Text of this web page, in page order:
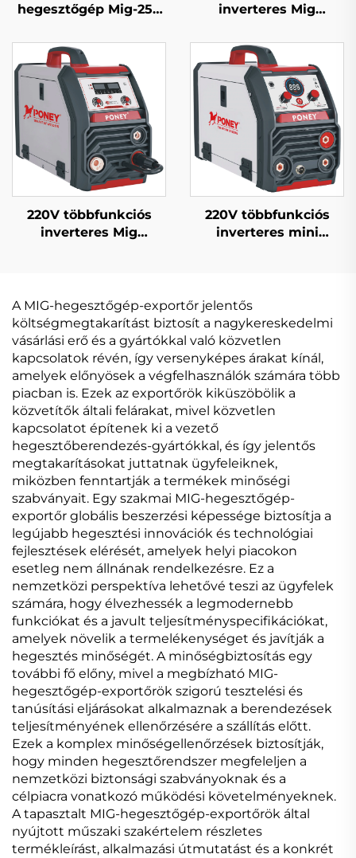
hegesztőgép Mig-250
gázzal védett Mig/Mag
hegesztőgép
inverteres Mig
egypulzusos digitális
vezérlésű szinergikus
hegesztőgép
220V többfunkciós
inverteres Mig
hegesztőgép
220V többfunkciós
inverteres mini
Mig hegesztőgép
A MIG-hegesztőgép-exportőr jelentős
költségmegtakarítást biztosít a nagykereskedelmi
vásárlási erő és a gyártókkal való közvetlen
kapcsolatok révén, így versenyképes árakat kínál,
amelyek előnyösek a végfelhasználók számára több
piacban is. Ezek az exportőrök kiküszöbölik a
közvetítők általi felárakat, mivel közvetlen
kapcsolatot építenek ki a vezető
hegesztőberendezés-gyártókkal, és így jelentős
megtakarításokat juttatnak ügyfeleiknek,
miközben fenntartják a termékek minőségi
szabványait. Egy szakmai MIG-hegesztőgép-
exportőr globális beszerzési képessége biztosítja a
legújabb hegesztési innovációk és technológiai
fejlesztések elérését, amelyek helyi piacokon
esetleg nem állnának rendelkezésre. Ez a
nemzetközi perspektíva lehetővé teszi az ügyfelek
számára, hogy élvezhessék a legmodernebb
funkciókat és a javult teljesítményspecifikációkat,
amelyek növelik a termelékenységet és javítják a
hegesztés minőségét. A minőségbiztosítás egy
további fő előny, mivel a megbízható MIG-
hegesztőgép-exportőrök szigorú tesztelési és
tanúsítási eljárásokat alkalmaznak a berendezések
teljesítményének ellenőrzésére a szállítás előtt.
Ezek a komplex minőségellenőrzések biztosítják,
hogy minden hegesztőrendszer megfeleljen a
nemzetközi biztonsági szabványoknak és a
célpiacra vonatkozó működési követelményeknek.
A tapasztalt MIG-hegesztőgép-exportőrök által
nyújtott műszaki szakértelem részletes
termékleírást, alkalmazási útmutatást és a konkrét